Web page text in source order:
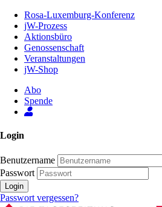
Inhalt
Seite
Rosa-Luxemburg-Konferenz
jW-Prozess
Aktionsbüro
Genossenschaft
Veranstaltungen
jW-Shop
Abo
Spende
Login
Benutzername
Passwort
Login
Passwort vergessen?